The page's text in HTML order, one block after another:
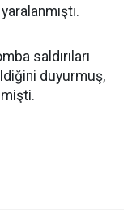
saldırıları
duyurmuş,